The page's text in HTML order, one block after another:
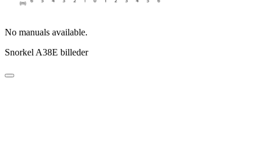
No manuals available.
Snorkel A38E billeder